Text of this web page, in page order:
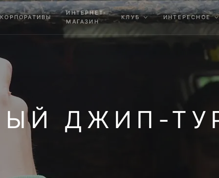
КОРПОРАТИВЫ
ИНТЕРНЕТ-
МАГАЗИН
КЛУБ ИНТЕРЕСНОЕ
ДЖИП-